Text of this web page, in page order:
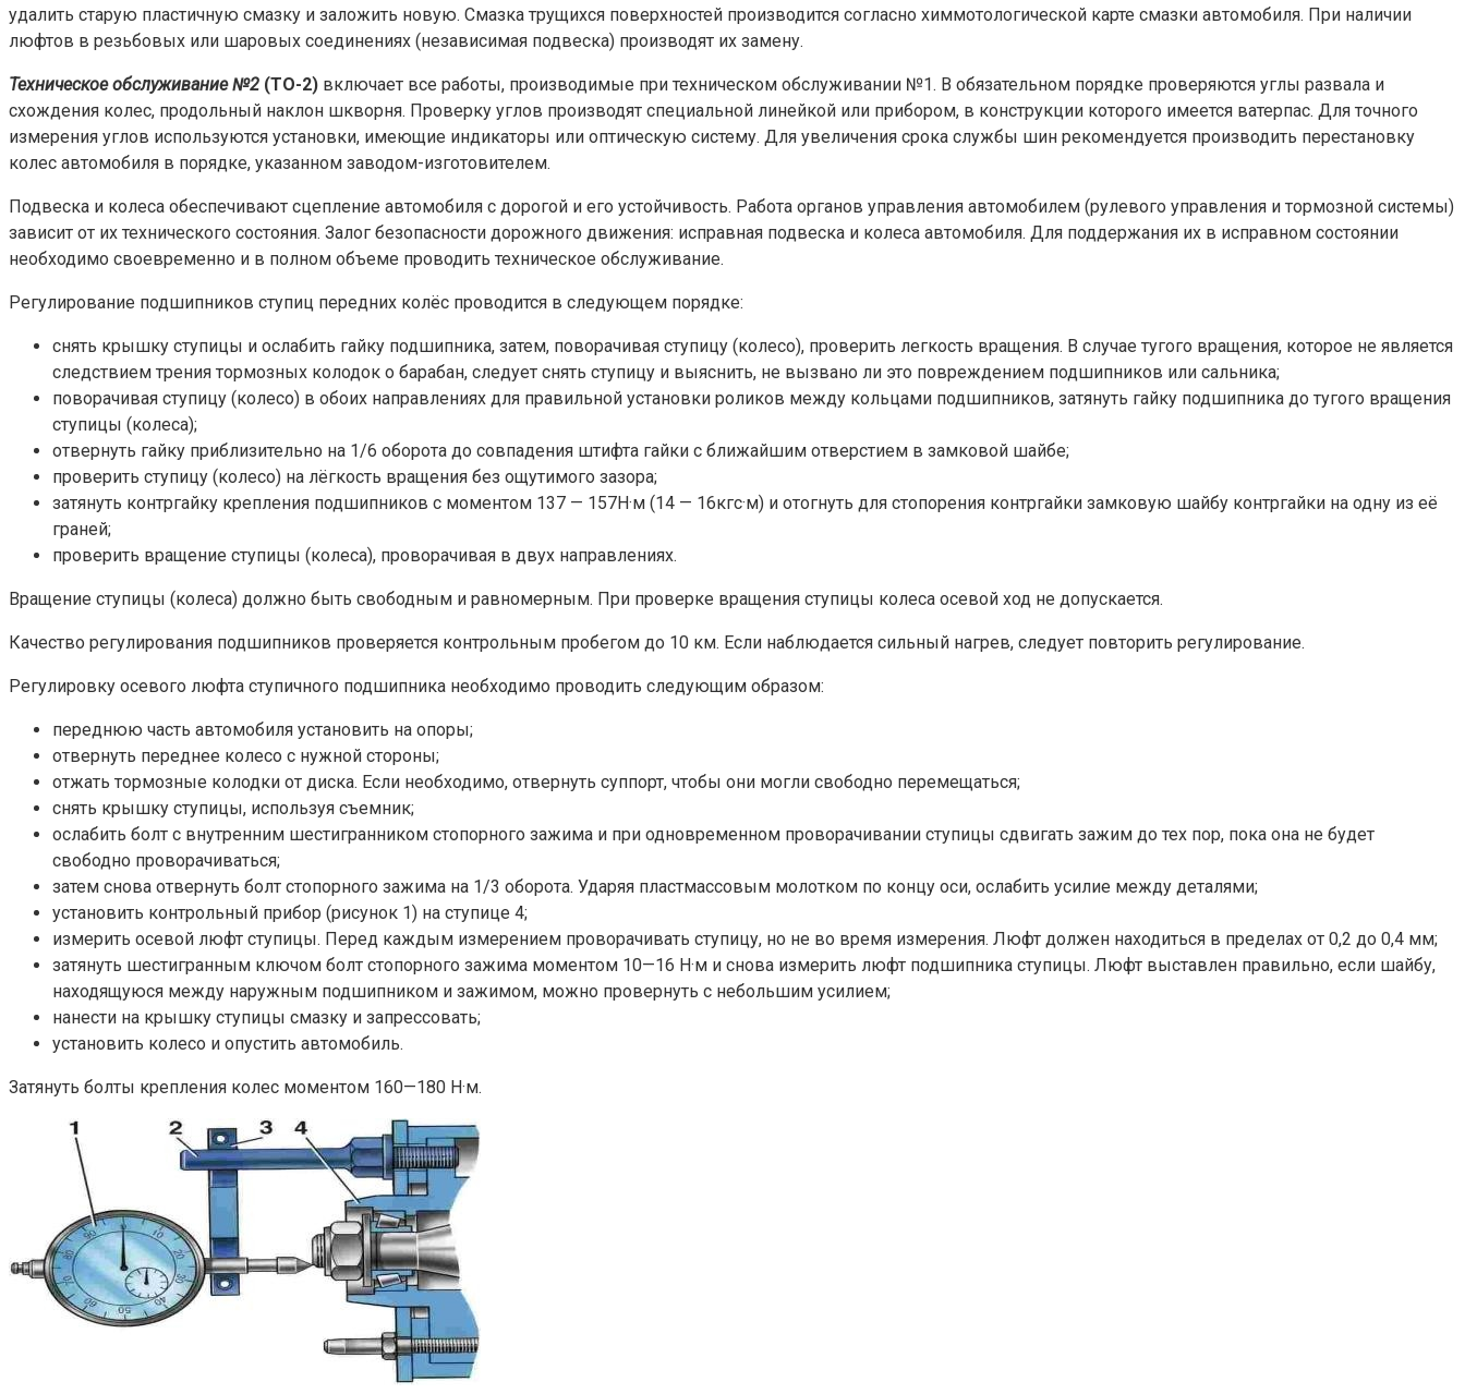
удалить старую пластичную смазку и заложить новую. Смазка трущихся поверхностей производится согласно химмотологической карте смазки автомобиля. При наличии
люфтов в резьбовых или шаровых соединениях (независимая подвеска) производят их замену.
Техническое обслуживание №2 (ТО-2) включает все работы, производимые при техническом обслуживании №1. В обязательном порядке проверяются углы развала и
схождения колес, продольный наклон шкворня. Проверку углов производят специальной линейкой или прибором, в конструкции которого имеется ватерпас. Для точного
измерения углов используются установки, имеющие индикаторы или оптическую систему. Для увеличения срока службы шин рекомендуется производить перестановку
колес автомобиля в порядке, указанном заводом-изготовителем.
Подвеска и колеса обеспечивают сцепление автомобиля с дорогой и его устойчивость. Работа органов управления автомобилем (рулевого управления и тормозной системы)
зависит от их технического состояния. Залог безопасности дорожного движения: исправная подвеска и колеса автомобиля. Для поддержания их в исправном состоянии
необходимо своевременно и в полном объеме проводить техническое обслуживание.
Регулирование подшипников ступиц передних колёс проводится в следующем порядке:
снять крышку ступицы и ослабить гайку подшипника, затем, поворачивая ступицу (колесо), проверить легкость вращения. В случае тугого вращения, которое не является
следствием трения тормозных колодок о барабан, следует снять ступицу и выяснить, не вызвано ли это повреждением подшипников или сальника;
поворачивая ступицу (колесо) в обоих направлениях для правильной установки роликов между кольцами подшипников, затянуть гайку подшипника до тугого вращения
ступицы (колеса);
отвернуть гайку приблизительно на 1/6 оборота до совпадения штифта гайки с ближайшим отверстием в замковой шайбе;
проверить ступицу (колесо) на лёгкость вращения без ощутимого зазора;
затянуть контргайку крепления подшипников с моментом 137 — 157Н·м (14 — 16кгс·м) и отогнуть для стопорения контргайки замковую шайбу контргайки на одну из её
граней;
проверить вращение ступицы (колеса), проворачивая в двух направлениях.
Вращение ступицы (колеса) должно быть свободным и равномерным. При проверке вращения ступицы колеса осевой ход не допускается.
Качество регулирования подшипников проверяется контрольным пробегом до 10 км. Если наблюдается сильный нагрев, следует повторить регулирование.
Регулировку осевого люфта ступичного подшипника необходимо проводить следующим образом:
переднюю часть автомобиля установить на опоры;
отвернуть переднее колесо с нужной стороны;
отжать тормозные колодки от диска. Если необходимо, отвернуть суппорт, чтобы они могли свободно перемещаться;
снять крышку ступицы, используя съемник;
ослабить болт с внутренним шестигранником стопорного зажима и при одновременном проворачивании ступицы сдвигать зажим до тех пор, пока она не будет
свободно проворачиваться;
затем снова отвернуть болт стопорного зажима на 1/3 оборота. Ударяя пластмассовым молотком по концу оси, ослабить усилие между деталями;
установить контрольный прибор (рисунок 1) на ступице 4;
измерить осевой люфт ступицы. Перед каждым измерением проворачивать ступицу, но не во время измерения. Люфт должен находиться в пределах от 0,2 до 0,4 мм;
затянуть шестигранным ключом болт стопорного зажима моментом 10—16 Н·м и снова измерить люфт подшипника ступицы. Люфт выставлен правильно, если шайбу,
находящуюся между наружным подшипником и зажимом, можно провернуть с небольшим усилием;
нанести на крышку ступицы смазку и запрессовать;
установить колесо и опустить автомобиль.
Затянуть болты крепления колес моментом 160—180 Н·м.